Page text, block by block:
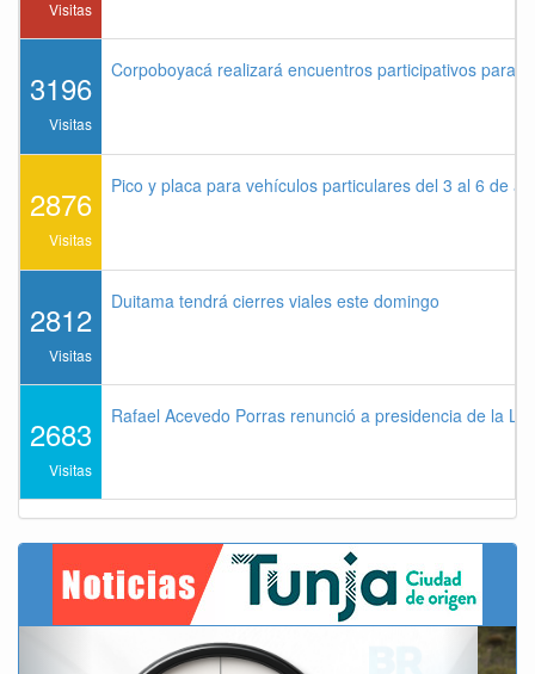
Visitas
3196
Visitas
Corpoboyacá realizará encuentros participativos para
2876
Visitas
Pico y placa para vehículos particulares del 3 al 6 de
2812
Visitas
Duitama tendrá cierres viales este domingo
2683
Visitas
Rafael Acevedo Porras renunció a presidencia de la
Next